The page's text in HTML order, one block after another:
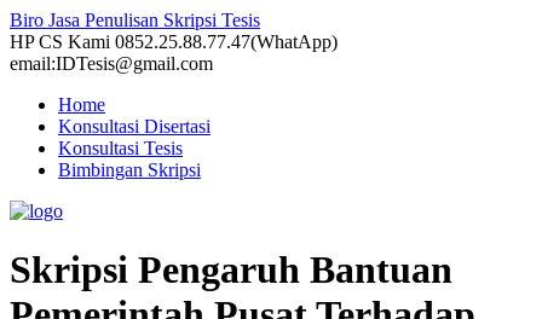
Biro Jasa Penulisan Skripsi Tesis
HP CS Kami 0852.25.88.77.47(WhatApp)
email:IDTesis@gmail.com
Home
Konsultasi Disertasi
Konsultasi Tesis
Bimbingan Skripsi
Skripsi Pengaruh Bantuan